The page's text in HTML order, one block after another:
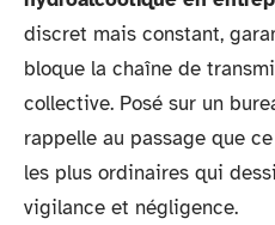
discret mais constant,
bloque la chaîne de
collective. Posé sur un
rappelle au passage que
les plus ordinaires qui
vigilance et négligence.